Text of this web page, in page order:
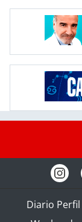
Diario Perfil